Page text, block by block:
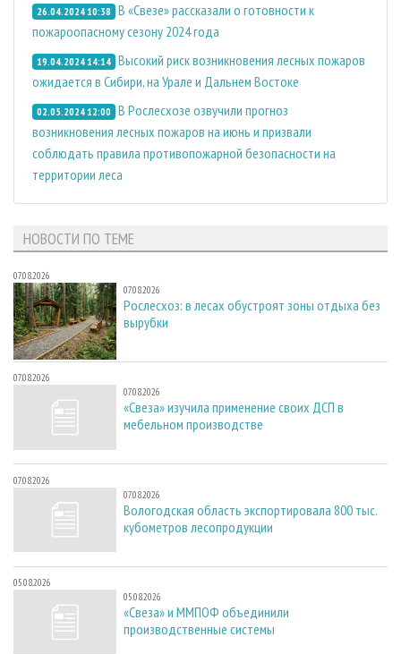
26.04.2024 10:38 В «Свезе» рассказали о готовности к
пожароопасному сезону 2024 года
19.04.2024 14:14 Высокий риск возникновения лесных пожаров
ожидается в Сибири, на Урале и Дальнем Востоке
02.05.2024 12:00 В Рослесхозе озвучили прогноз
возникновения лесных пожаров на июнь и призвали
соблюдать правила противопожарной безопасности на
территории леса
НОВОСТИ ПО ТЕМЕ
07.08.2026
07.08.2026
Рослесхоз: в лесах обустроят зоны отдыха без
вырубки
07.08.2026
07.08.2026
«Свеза» изучила применение своих ДСП в
мебельном производстве
07.08.2026
07.08.2026
Вологодская область экспортировала 800 тыс.
кубометров лесопродукции
05.08.2026
05.08.2026
«Свеза» и ММПОФ объединили
производственные системы